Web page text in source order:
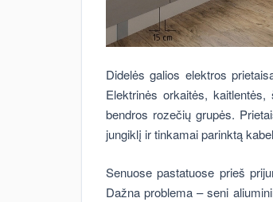
Didelės galios elektros
Elektrinės orkaitės,
bendros rozečių grupės.
jungiklį ir tinkamai parinktą
Senuose pastatuose prieš
Dažna problema – seni